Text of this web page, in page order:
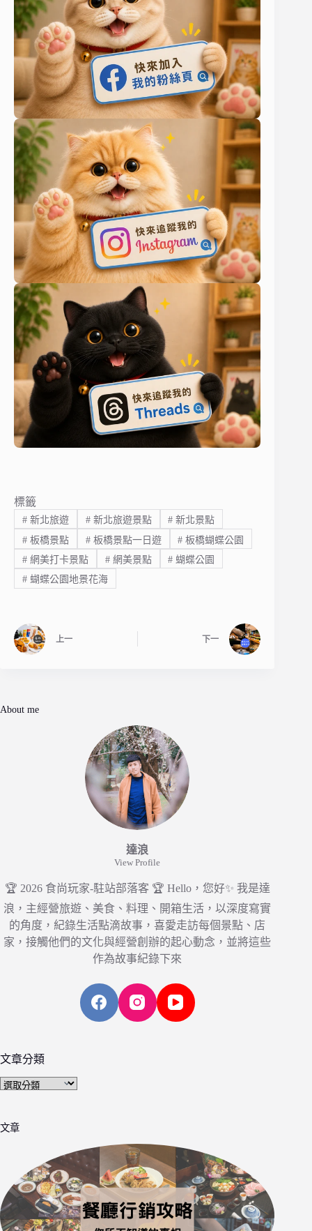
標籤
#新北旅遊 #新北旅遊景點 # 新北景點
#板橋景點 #板橋景點一日遊 # 板橋蝴蝶公園
#網美打卡景點 #網美景點 # 蝴蝶公園
#蝴蝶公園地景花海
上一 下一
About me
達浪
View Profile
🏆 2026 食尚玩家-駐站部落客 🏆 Hello，您好✨ 我是達
浪，主經營旅遊、美食、料理、開箱生活，以深度寫實
的角度，紀錄生活點滴故事，喜愛走訪每個景點、店
家，接觸他們的文化與經營創辦的起心動念，並將這些
作為故事紀錄下來
文章分類
文
類
文章